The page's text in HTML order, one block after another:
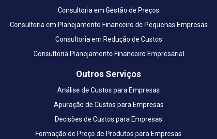
Consultoria em Gestão de Preços
Consultoria em Planejamento Financeiro de Pequenas Empresas
Consultoria em Redução de Custos
Consultoria Planejamento Financeiro Empresarial
Outros Serviços
Análise de Custos para Empresas
Apuração de Custos para Empresas
Decisões de Custos para Empresas
Formação de Preço de Produtos para Empresas